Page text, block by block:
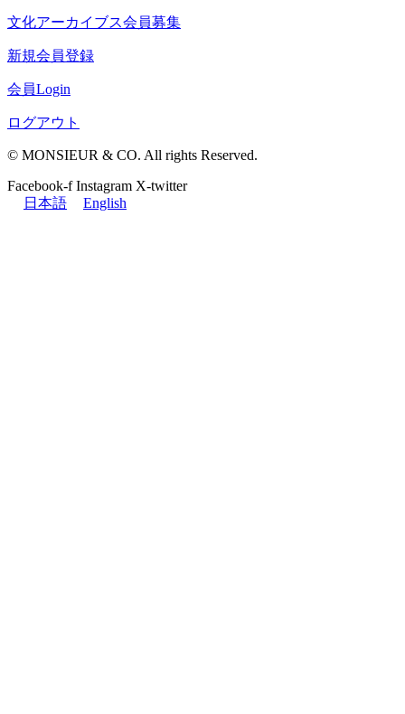
文化アーカイブス会員募集
新規会員登録
会員Login
ログアウト
© MONSIEUR & CO. All rights Reserved.
Facebook-f Instagram X-twitter
日本語
English